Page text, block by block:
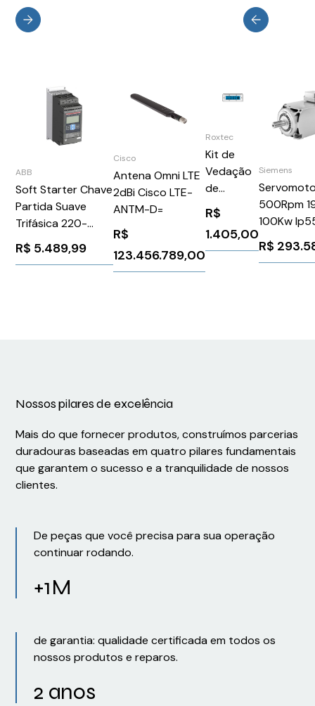
ABB
Soft Starter Chave
Partida Suave
Trifásica 220-
600V 72A 110-
220V
R$ 5.489,99
Cisco
Antena Omni LTE
2dBi Cisco LTE-
ANTM-D=
R$
123.456.789,00
Roxtec
Kit de
Vedação
de
Entrada
de Cabo
CF 16/19
R$
1.405,00
Siemens
500Rpm
100Kw
Siemens
R$
Nossos pilares de excelência
Mais do que fornecer produtos, construímos parcerias
duradouras baseadas em quatro pilares fundamentais
que garantem o sucesso e a tranquilidade de nossos
clientes.
De peças que você precisa para sua operação
continuar rodando.
+1M
de garantia: qualidade certificada em todos os
nossos produtos e reparos.
2 anos